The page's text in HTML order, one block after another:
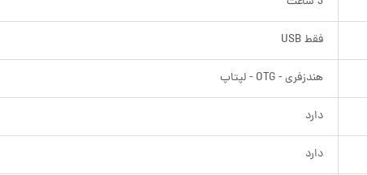
فقط USB
هندزفری - OTG - لپتاپ
دارد
دارد